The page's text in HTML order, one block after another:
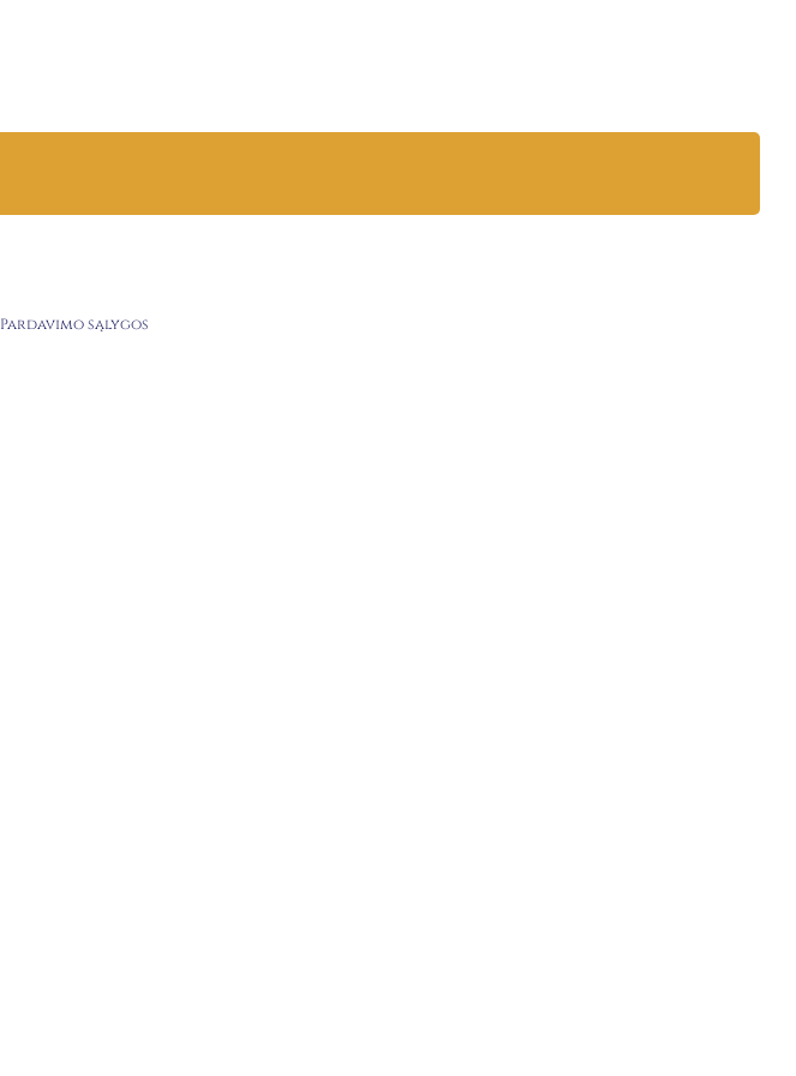
Pardavimo sąlygos